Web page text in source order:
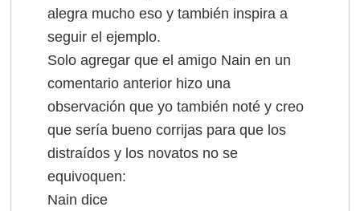
alegra mucho eso y también inspira a
seguir el ejemplo.
Solo agregar que el amigo Nain en un
comentario anterior hizo una
observación que yo también noté y creo
que sería bueno corrijas para que los
distraídos y los novatos no se
equivoquen:
Nain dice